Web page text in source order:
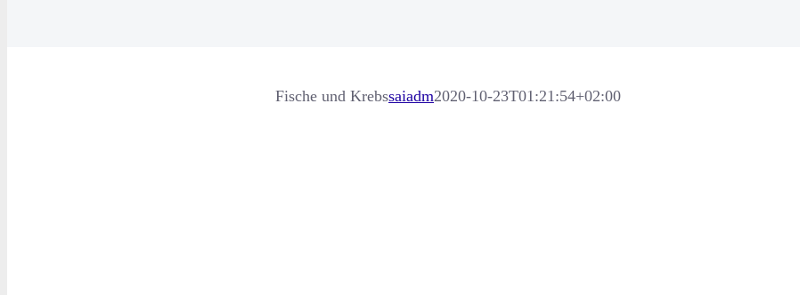
Fische und Krebssaiadm2020-10-23T01:21:54+02:00